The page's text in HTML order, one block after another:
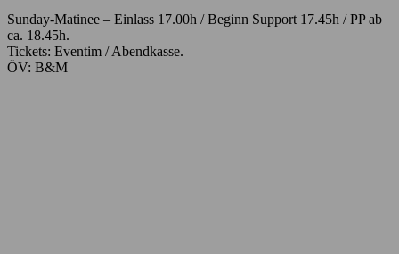
Sunday-Matinee – Einlass 17.00h / Beginn Support 17.45h / PP ab
ca. 18.45h.
Tickets: Eventim / Abendkasse.
ÖV: B&M